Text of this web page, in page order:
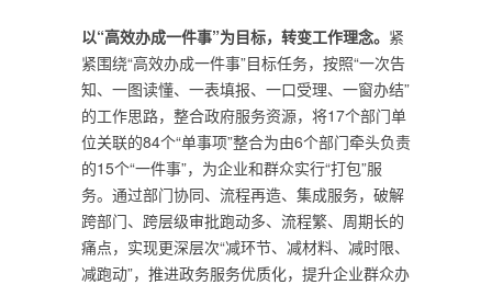
以“高效办成一件事”为目标，转变工作理念。 紧
紧围绕“高效办成一件事”目标任务，按照“一次告
知、一图读懂、一表填报、一口受理、一窗办结”
的工作思路，整合政府服务资源，将17个部门单
位关联的84个“单事项”整合为由6个部门牵头负责
的15个“一件事”，为企业和群众实行“打包”服
务。通过部门协同、流程再造、集成服务，破解
跨部门、跨层级审批跑动多、流程繁、周期长的
痛点，实现更深层次“减环节、减材料、减时限、
减跑动”，推进政务服务优质化，提升企业群众办